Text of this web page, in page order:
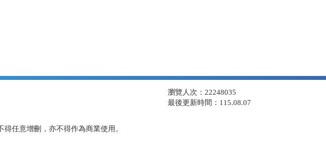
任意增刪，亦不得作為商業使用。
瀏覽人次：22248035
最後更新時間：115.08.07